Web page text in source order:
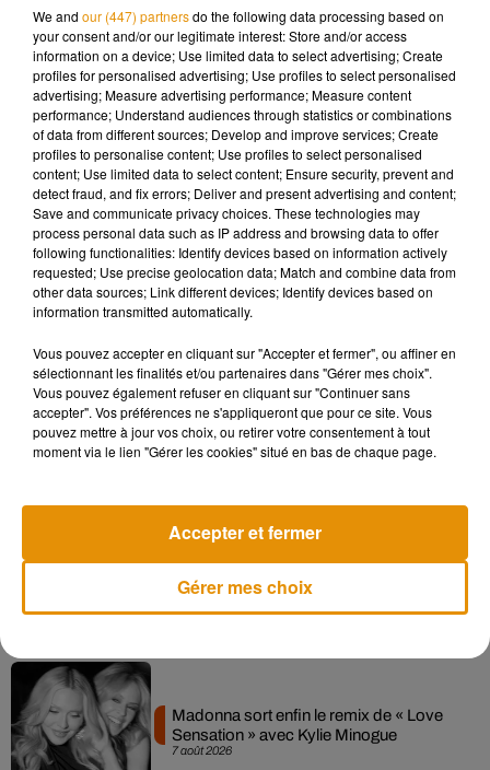
Infected mosquito bite leaves man with a leg five times its
normal size – and the condition is untreatable
https://t.co/WjWn8LKNIe
— Daily Mail Online (@MailOnline)October 8, 2020
Aujourd'hui âgé de 27 ans, Bong Thet traîne donc son
Une jambe si enflée qu'elleest cinq fois plus grosse qu'elle
7 août 2026
Madonna sort enfin le remix de « Love
Sensation » avec Kylie Minogue
We and our (447) partnersdo the following data processing based on
your consent and/or our legitimate interest: Store and/or access
information on a device; Use limited data to select advertising; Create
profiles for personalised advertising; Use profiles to select personalised
advertising; Measure advertising performance; Measure content
performance; Understand audiences through statistics or combinations
of data from different sources; Develop and improve services; Create
profiles to personalise content; Use profiles to select personalised
content; Use limited data to select content; Ensure security, prevent and
detect fraud, and fix errors; Deliver and present advertising and content;
Save and communicate privacy choices. These technologies may
process personal data such as IP address and browsing data to offer
following functionalities: Identify devices based on information actively
requested; Use precise geolocation data; Match and combine data from
other data sources; Link different devices; Identify devices based on
information transmitted automatically.
Vous pouvez accepter en cliquant sur "Accepter et fermer", ou affiner en
sélectionnant les finalités et/ou partenaires dans "Gérer mes choix".
Vous pouvez également refuser en cliquant sur "Continuer sans
accepter". Vos préférences ne s'appliqueront que pour ce site. Vous
pouvez mettre à jour vos choix, ou retirer votre consentement à tout
moment via le lien "Gérer les cookies" situé en bas de chaque page.
Gérer mes choix
Accepter et fermer